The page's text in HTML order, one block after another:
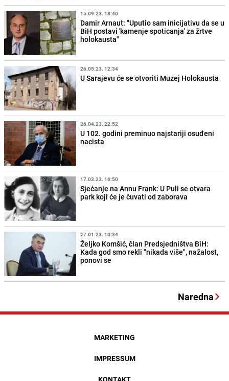
15.09.23. 18:40
Damir Arnaut: "Uputio sam inicijativu da se u
BiH postavi 'kamenje spoticanja' za žrtve
holokausta"
26.05.23. 12:34
U Sarajevu će se otvoriti Muzej Holokausta
26.04.23. 22:52
U 102. godini preminuo najstariji osuđeni
nacista
17.03.23. 16:50
Sjećanje na Annu Frank: U Puli se otvara
park koji će je čuvati od zaborava
27.01.23. 10:34
Željko Komšić, član Predsjedništva BiH:
Kada god smo rekli "nikada više", nažalost,
ponovi se
Naredna
MARKETING
IMPRESSUM